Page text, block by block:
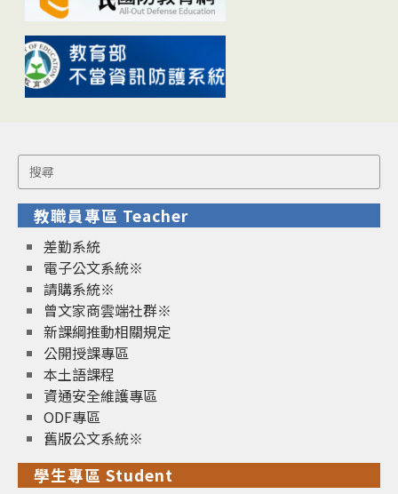
Search
for:
教職員專區 Teacher
差勤系統
電子公文系統※
請購系統※
曾文家商雲端社群※
新課綱推動相關規定
公開授課專區
本土語課程
資通安全維護專區
ODF專區
舊版公文系統※
學生專區 Student